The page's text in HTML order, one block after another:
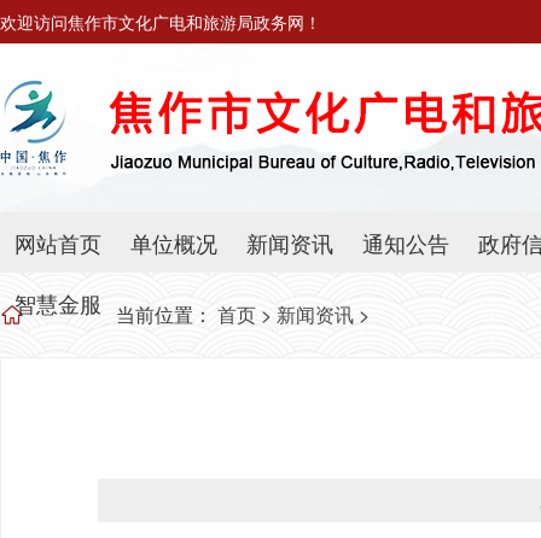
欢迎访问焦作市文化广电和旅游局政务网！
网站首页 单位概况 新闻资讯 通知公告
政府
智慧金服
当前位置： 首页 > 新闻资讯 >